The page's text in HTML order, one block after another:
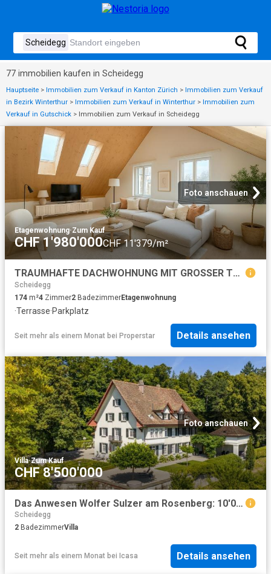
77 immobilien kaufen in Scheidegg
Hauptseite > Immobilien zum Verkauf in Kanton Zürich > Immobilien zum Verkauf
in Bezirk Winterthur > Immobilien zum Verkauf in Winterthur > Immobilien zum
Verkauf in Gutschick > Immobilien zum Verkauf in Scheidegg
Foto anschauen
Etagenwohnung·Zum Kauf
CHF 1'980'000CHF 11'379/m²
TRAUMHAFTE DACHWOHNUNG MIT GROSSER TERRASSE
Scheidegg
174 m²4 Zimmer2 BadezimmerEtagenwohnung
·Terrasse·Parkplatz
Seit mehr als einem Monat bei Properstar Details ansehen
Foto anschauen
Villa·Zum Kauf
CHF 8'500'000
Das Anwesen Wolfer Sulzer am Rosenberg: 10'000 m² Privatsphäre in der Stadt Winterthur
Scheidegg
2 BadezimmerVilla
Seit mehr als einem Monat bei Icasa Details ansehen